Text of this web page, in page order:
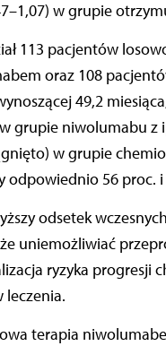
w grupie
113 pacjentów
oraz 108
49,2
grupie niwolumabu
w grupie
odpowiednio 56 proc.
odsetek
uniemożliwiać
ryzyka progresji
terapia